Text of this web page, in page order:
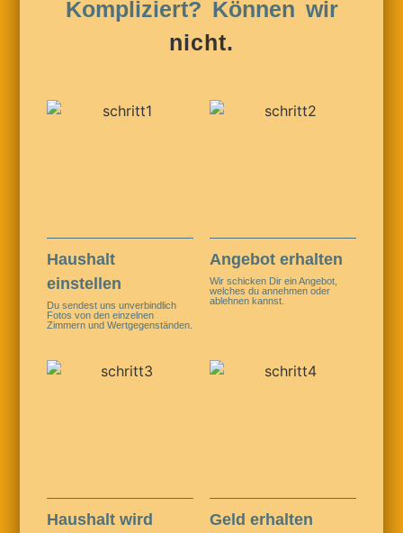
Kompliziert? Können wir
nicht.
Haushalt
einstellen
Du sendest uns unverbindlich
Fotos von den einzelnen
Zimmern und Wertgegenständen.
Angebot erhalten
Wir schicken Dir ein Angebot,
welches du annehmen oder
ablehnen kannst.
Haushalt wird
Geld erhalten